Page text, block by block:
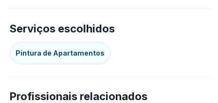
Serviços escolhidos
Pintura de Apartamentos
Profissionais relacionados